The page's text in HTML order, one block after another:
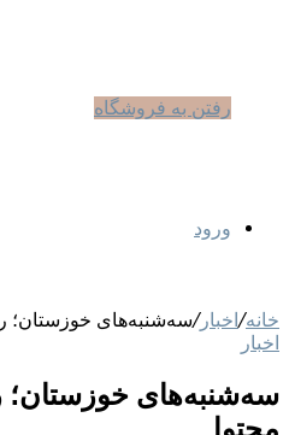
رفتن به فروشگاه
ورود
خانه/اخبار/سه‌شنبه‌های خوزستان؛
اخبار
سه‌شنبه‌های خوزستان؛